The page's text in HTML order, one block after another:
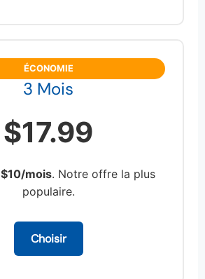
ÉCONOMIE
3 Mois
$17.99
$10/mois. Notre offre la plus
populaire.
Choisir